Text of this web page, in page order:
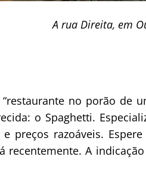
A rua Direita, em
no porão de
o Spaghetti.
preços razoáveis.
recentemente. A